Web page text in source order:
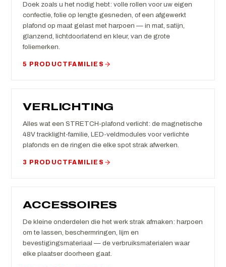
Doek zoals u het nodig hebt: volle rollen voor uw eigen
confectie, folie op lengte gesneden, of een afgewerkt
plafond op maat gelast met harpoen — in mat, satijn,
glanzend, lichtdoorlatend en kleur, van de grote
foliemerken.
5 PRODUCTFAMILIES
VERLICHTING
Alles wat een STRETCH-plafond verlicht: de magnetische
48V tracklight-familie, LED-veldmodules voor verlichte
plafonds en de ringen die elke spot strak afwerken.
3 PRODUCTFAMILIES
ACCESSOIRES
De kleine onderdelen die het werk strak afmaken: harpoen
om te lassen, beschermringen, lijm en
bevestigingsmateriaal — de verbruiksmaterialen waar
elke plaatser doorheen gaat.